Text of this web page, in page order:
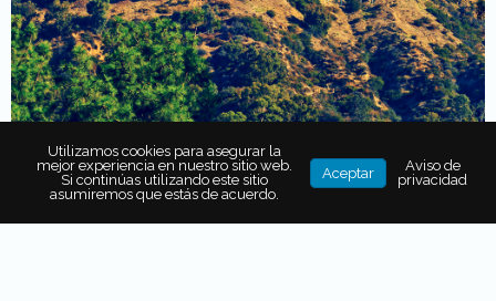
Utilizamos cookies para asegurar la
mejor experiencia en nuestro sitio web.
Si continúas utilizando este sitio
asumiremos que estás de acuerdo.
Aceptar
Aviso de
privacidad